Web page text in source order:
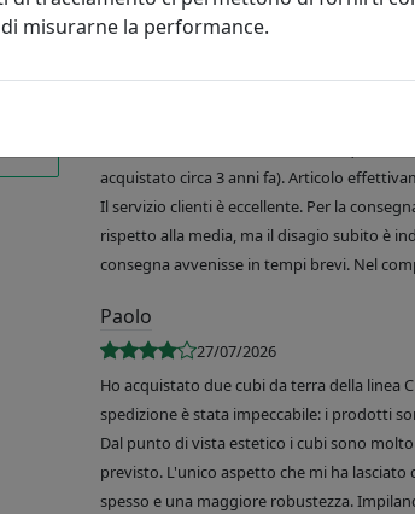
R. de Martino
Sono molto soddisfatta del mio acquisto,
acquistato circa 3 anni fa). Articolo
Il servizio clienti è eccellente. Per la
rispetto alla media, ma il disagio subito è
consegna avvenisse in tempi brevi. Nel
Paolo
27/07/2026
Ho acquistato due cubi da terra della linea
spedizione è stata impeccabile: i prodotti
Dal punto di vista estetico i cubi sono
previsto. L'unico aspetto che mi ha
spesso e una maggiore robustezza.
misurarne la performance.